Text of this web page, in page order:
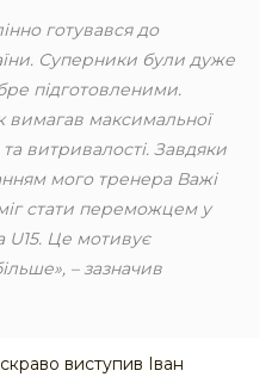
готувався до
Суперники були дуже
підготовленими.
максимальної
витривалості. Завдяки
мого тренера Важі
стати переможцем у
U15. Це мотивує
– зазначив
виступив Іван